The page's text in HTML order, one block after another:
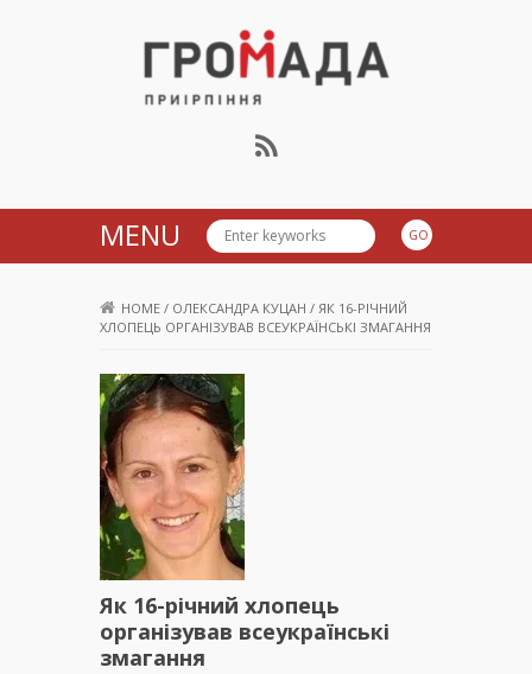
Громада Приірпіння
MENU
HOME / ОЛЕКСАНДРА КУЦАН / ЯК 16-РІЧНИЙ
ХЛОПЕЦЬ ОРГАНІЗУВАВ ВСЕУКРАЇНСЬКІ ЗМАГАННЯ
Як 16-річний хлопець
організував всеукраїнські
змагання